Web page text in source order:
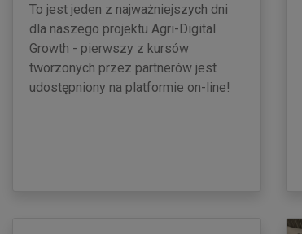
To jest jeden z najważniejszych dni
dla naszego projektu Agri-Digital
Growth - pierwszy z kursów
tworzonych przez partnerów jest
udostępniony na platformie on-line!